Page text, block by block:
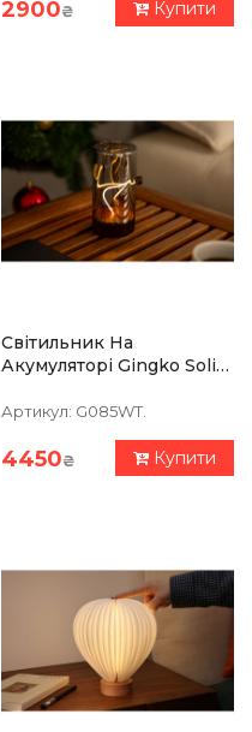
2900₴ Купити
Світильник На
Акумуляторі Gingko Solis
Артикул: G085WT.
4450₴ Купити